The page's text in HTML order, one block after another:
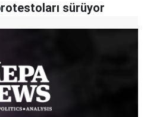
sürüyor